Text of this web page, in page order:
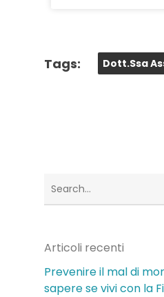
Tags: Dott.ssa
Articoli recenti
Prevenire il mal di
sapere se vivi con la